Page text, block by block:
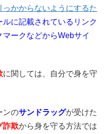
かからないようにするた
ルに記載されているリンク
ークなどからWebサイ
に関しては、自分で身を守
ンのサンドラッグが受けた
詐欺から身を守る方法では